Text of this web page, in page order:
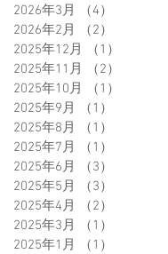
2026年3月
（4）
2026年2月
（2）
2025年12月
（1）
2025年11月
（2）
2025年10月
（1）
2025年9月
（1）
2025年8月
（1）
2025年7月
（1）
2025年6月
（3）
2025年5月
（3）
2025年4月
（2）
2025年3月
（1）
2025年1月
（1）